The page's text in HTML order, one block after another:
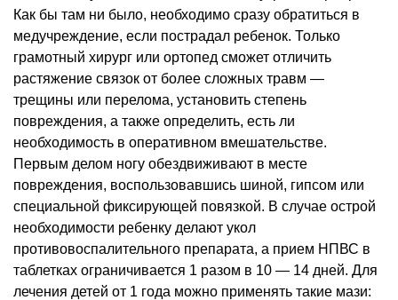
Как бы там ни было, необходимо сразу обратиться в
медучреждение, если пострадал ребенок. Только
грамотный хирург или ортопед сможет отличить
растяжение связок от более сложных травм —
трещины или перелома, установить степень
повреждения, а также определить, есть ли
необходимость в оперативном вмешательстве.
Первым делом ногу обездвиживают в месте
повреждения, воспользовавшись шиной, гипсом или
специальной фиксирующей повязкой. В случае острой
необходимости ребенку делают укол
противовоспалительного препарата, а прием НПВС в
таблетках ограничивается 1 разом в 10 — 14 дней. Для
лечения детей от 1 года можно применять такие мази: